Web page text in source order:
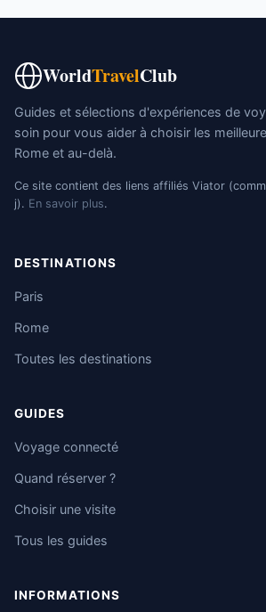
WorldTravelClub
Guides et sélections d'expériences de
soin pour vous aider à choisir les
Rome et au-delà.
Ce site contient des liens affiliés Viator
j). En savoir plus.
DESTINATIONS
Paris
Rome
Toutes les destinations
GUIDES
Voyage connecté
Quand réserver ?
Choisir une visite
Tous les guides
INFORMATIONS